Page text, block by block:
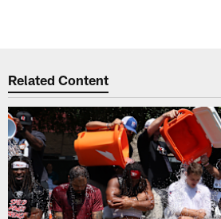
Related Content